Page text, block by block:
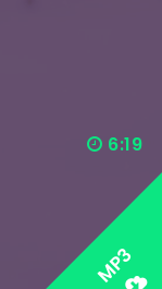
6:19
MP3